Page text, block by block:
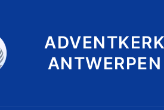
ADVENTKERK
ANTWERPEN